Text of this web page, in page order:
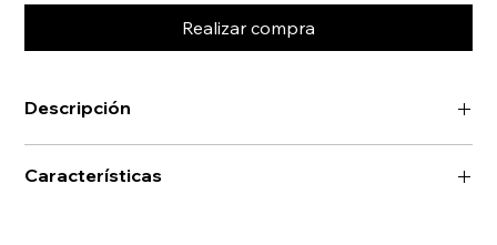
Realizar compra
Descripción
Características